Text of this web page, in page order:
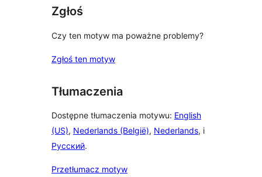
Zgłoś
Czy ten motyw ma poważne problemy?
Zgłoś ten motyw
Tłumaczenia
Dostępne tłumaczenia motywu: English
(US), Nederlands (België), Nederlands, i
Русский.
Przetłumacz motyw